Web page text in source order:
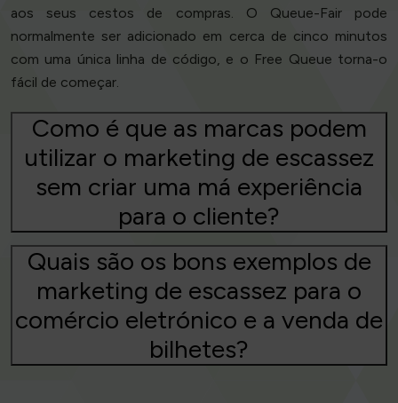
aos seus cestos de compras. O Queue-Fair pode
normalmente ser adicionado em cerca de cinco minutos
com uma única linha de código, e o Free Queue torna-o
fácil de começar.
Como é que as marcas podem
utilizar o marketing de escassez
sem criar uma má experiência
para o cliente?
Quais são os bons exemplos de
marketing de escassez para o
comércio eletrónico e a venda de
bilhetes?